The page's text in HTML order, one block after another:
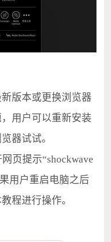
版本或更换浏览器
用户可以重新安装
器试试。
页提示“shockwave
用户重启电脑之后
程进行操作。